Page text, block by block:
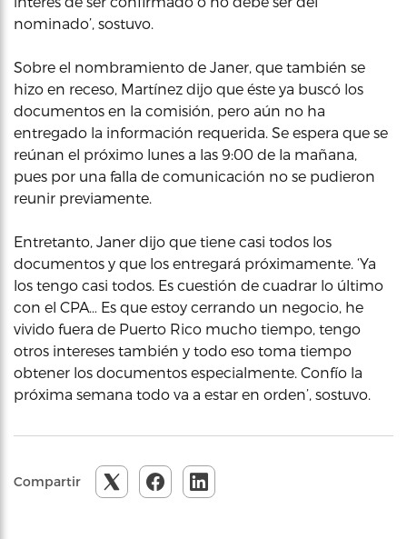
nominado’, sostuvo.
Sobre el nombramiento de Janer, que también se
hizo en receso, Martínez dijo que éste ya buscó los
documentos en la comisión, pero aún no ha
entregado la información requerida. Se espera que se
reúnan el próximo lunes a las 9:00 de la mañana,
pues por una falla de comunicación no se pudieron
reunir previamente.
Entretanto, Janer dijo que tiene casi todos los
documentos y que los entregará próximamente. ‘Ya
los tengo casi todos. Es cuestión de cuadrar lo último
con el CPA… Es que estoy cerrando un negocio, he
vivido fuera de Puerto Rico mucho tiempo, tengo
otros intereses también y todo eso toma tiempo
obtener los documentos especialmente. Confío la
próxima semana todo va a estar en orden’, sostuvo.
Compartir